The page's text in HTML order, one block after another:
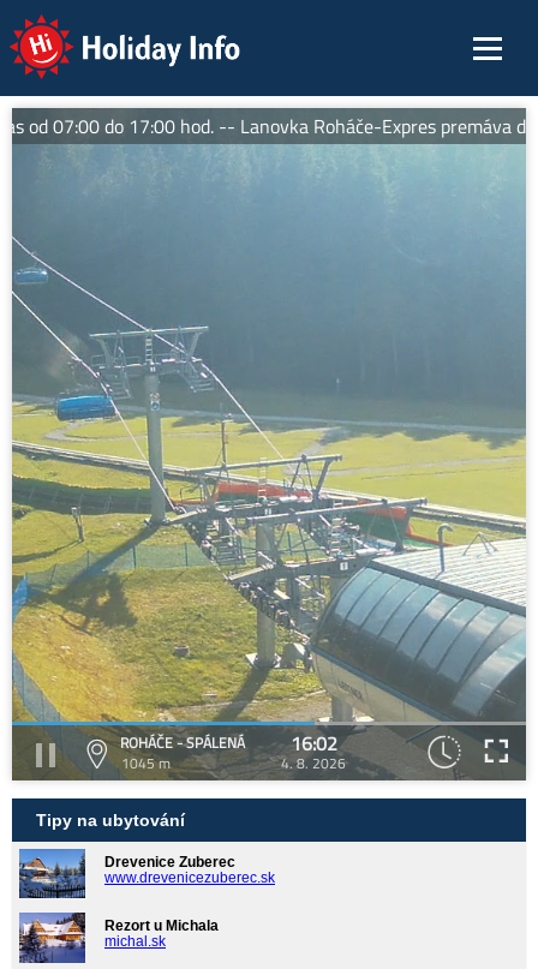
Holiday Info
od 07:00 do 17:00 hod. -- Lanovka Roháče-Expres premáva
ROHÁČE - SPÁLENÁ
1045 m
16:02
4. 8. 2026
Tipy na ubytování
Drevenice Zuberec
www.drevenicezuberec.sk
Rezort u Michala
michal.sk